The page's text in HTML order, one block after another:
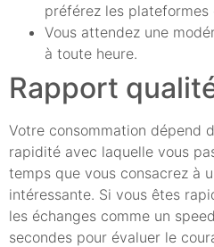
préférez les
Vous attendez une
à toute heure.
Rapport
Votre consommation dépend
rapidité avec laquelle vous
temps que vous consacrez à
intéressante. Si vous êtes
les échanges comme un
secondes pour évaluer le